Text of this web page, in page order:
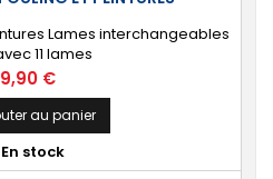
Lames interchangeables
11 lames
€
au panier
En stock